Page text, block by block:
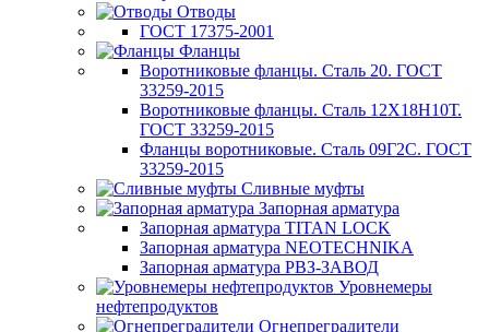
Отводы
ГОСТ 17375-2001
Фланцы
Воротниковые фланцы. Сталь 20. ГОСТ
33259-2015
Воротниковые фланцы. Сталь 12Х18Н10Т.
ГОСТ 33259-2015
Фланцы воротниковые. Сталь 09Г2С. ГОСТ
33259-2015
Сливные муфты
Запорная арматура
Запорная арматура TITAN LOCK
Запорная арматура NEOTECHNIKA
Запорная арматура РВЗ-ЗАВОД
Уровнемеры
нефтепродуктов
Огнепреградители